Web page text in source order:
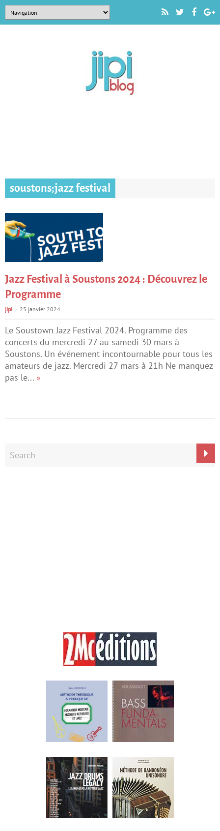
soustons;jazz festival
Jazz Festival à Soustons 2024 : Découvrez le
Programme
jipi 25 janvier 2024
Le Soustown Jazz Festival 2024. Programme des
concerts du mercredi 27 au samedi 30 mars à
Soustons. Un événement incontournable pour tous les
amateurs de jazz. Mercredi 27 mars à 21h Ne manquez
pas le... »